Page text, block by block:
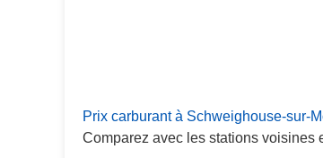
Prix carburant à Schweighouse-sur-
Comparez avec les stations voisines